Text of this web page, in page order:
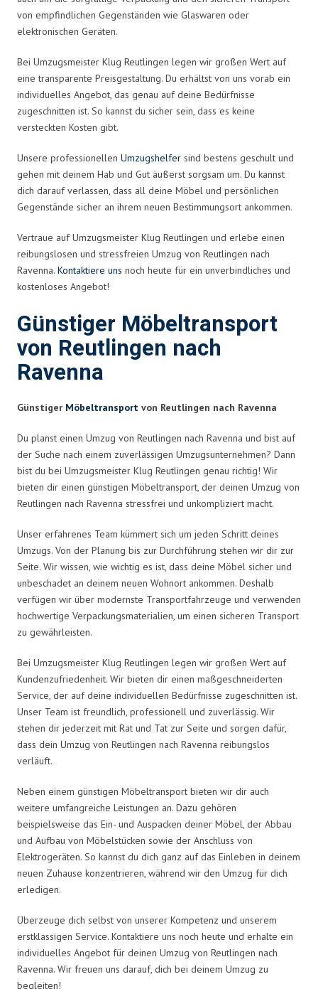
von empfindlichen Gegenständen wie Glaswaren oder
elektronischen Geräten.
Bei Umzugsmeister Klug Reutlingen legen wir großen Wert auf
eine transparente Preisgestaltung. Du erhältst von uns vorab ein
individuelles Angebot, das genau auf deine Bedürfnisse
zugeschnitten ist. So kannst du sicher sein, dass es keine
versteckten Kosten gibt.
Unsere professionellen Umzugshelfer sind bestens geschult und
gehen mit deinem Hab und Gut äußerst sorgsam um. Du kannst
dich darauf verlassen, dass all deine Möbel und persönlichen
Gegenstände sicher an ihrem neuen Bestimmungsort ankommen.
Vertraue auf Umzugsmeister Klug Reutlingen und erlebe einen
reibungslosen und stressfreien Umzug von Reutlingen nach
Ravenna. Kontaktiere uns noch heute für ein unverbindliches und
kostenloses Angebot!
Günstiger Möbeltransport
von Reutlingen nach
Ravenna
Günstiger Möbeltransport von Reutlingen nach Ravenna
Du planst einen Umzug von Reutlingen nach Ravenna und bist auf
der Suche nach einem zuverlässigen Umzugsunternehmen? Dann
bist du bei Umzugsmeister Klug Reutlingen genau richtig! Wir
bieten dir einen günstigen Möbeltransport, der deinen Umzug von
Reutlingen nach Ravenna stressfrei und unkompliziert macht.
Unser erfahrenes Team kümmert sich um jeden Schritt deines
Umzugs. Von der Planung bis zur Durchführung stehen wir dir zur
Seite. Wir wissen, wie wichtig es ist, dass deine Möbel sicher und
unbeschadet an deinem neuen Wohnort ankommen. Deshalb
verfügen wir über modernste Transportfahrzeuge und verwenden
hochwertige Verpackungsmaterialien, um einen sicheren Transport
zu gewährleisten.
Bei Umzugsmeister Klug Reutlingen legen wir großen Wert auf
Kundenzufriedenheit. Wir bieten dir einen maßgeschneiderten
Service, der auf deine individuellen Bedürfnisse zugeschnitten ist.
Unser Team ist freundlich, professionell und zuverlässig. Wir
stehen dir jederzeit mit Rat und Tat zur Seite und sorgen dafür,
dass dein Umzug von Reutlingen nach Ravenna reibungslos
verläuft.
Neben einem günstigen Möbeltransport bieten wir dir auch
weitere umfangreiche Leistungen an. Dazu gehören
beispielsweise das Ein- und Auspacken deiner Möbel, der Abbau
und Aufbau von Möbelstücken sowie der Anschluss von
Elektrogeräten. So kannst du dich ganz auf das Einleben in deinem
neuen Zuhause konzentrieren, während wir den Umzug für dich
erledigen.
Überzeuge dich selbst von unserer Kompetenz und unserem
erstklassigen Service. Kontaktiere uns noch heute und erhalte ein
individuelles Angebot für deinen Umzug von Reutlingen nach
Ravenna. Wir freuen uns darauf, dich bei deinem Umzug zu
begleiten!